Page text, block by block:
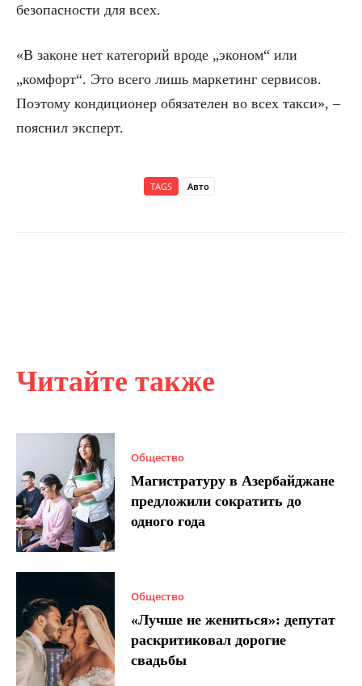
Читайте также
Общество
Магистратуру в Азербайджане
предложили сократить до
одного года
Общество
«Лучше не жениться»: депутат
раскритиковал дорогие
свадьбы
безопасности для всех.
«В законе нет категорий вроде „эконом“ или
„комфорт“. Это всего лишь маркетинг сервисов.
Поэтому кондиционер обязателен во всех такси», –
пояснил эксперт.
TAGS Авто